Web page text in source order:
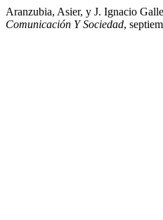
Aranzubia, Asier, y J. Ignacio
Comunicación Y Sociedad,